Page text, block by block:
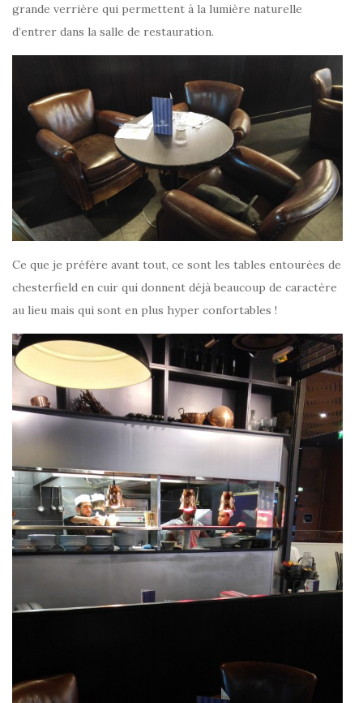
grande verrière qui permettent à la lumière naturelle
d’entrer dans la salle de restauration.
Ce que je préfère avant tout, ce sont les tables entourées de
chesterfield en cuir qui donnent déjà beaucoup de caractère
au lieu mais qui sont en plus hyper confortables !